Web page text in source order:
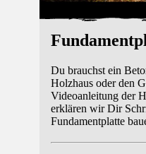
Du brauchst ein
Holzhaus oder den
Videoanleitung der
erklären wir Dir
Fundamentplatte